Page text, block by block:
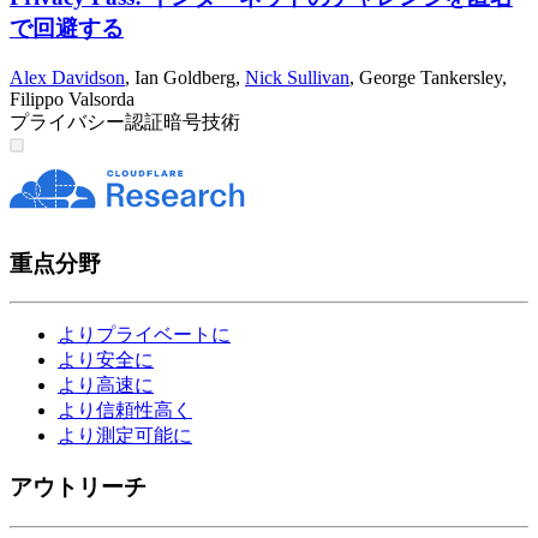
で回避する
Alex Davidson, Ian Goldberg, Nick Sullivan, George Tankersley,
Filippo Valsorda
プライバシー認証暗号技術
重点分野
よりプライベートに
より安全に
より高速に
より信頼性高く
より測定可能に
アウトリーチ